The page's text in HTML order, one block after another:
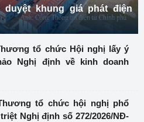
duyệt khung giá phát điện
tổ chức Hội nghị lấy ý
Nghị định về kinh doanh
tổ chức hội nghị phổ
Nghị định số 272/2026/NĐ-